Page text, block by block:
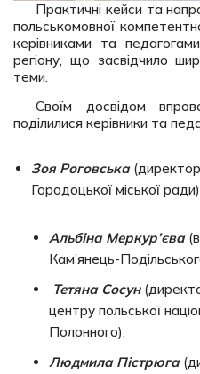
Практичні кейси та
польськомовної
керівниками та
регіону, що засвідчило
теми.
Своїм досвідом
поділилися керівники та
Зоя Роговська
Городоцької міської
Альбіна Меркур’єва
Кам’янець-
Тетяна Сосун
центру польської
Полонного);
Людмила Пістрюга